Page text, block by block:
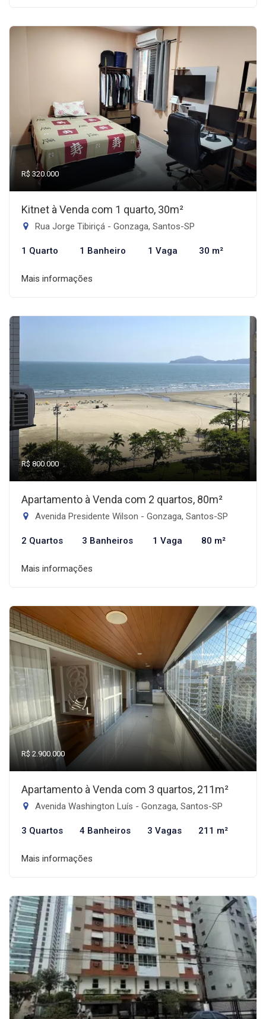
R$ 320.000
Kitnet à Venda com 1 quarto, 30m²
Rua Jorge Tibiriçá - Gonzaga, Santos-SP
1 Quarto 1 Banheiro 1 Vaga 30 m²
Mais informações
R$ 800.000
Apartamento à Venda com 2 quartos, 80m²
Avenida Presidente Wilson - Gonzaga, Santos-SP
2 Quartos 3 Banheiros 1 Vaga 80 m²
Mais informações
R$ 2.900.000
Apartamento à Venda com 3 quartos, 211m²
Avenida Washington Luís - Gonzaga, Santos-SP
3 Quartos 4 Banheiros 3 Vagas 211 m²
Mais informações